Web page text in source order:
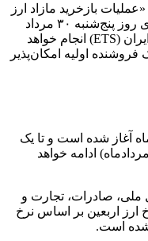
بازخرید مازاد ارز
فروخته‌شده به زائران تا پایان وقت اداری روز پنج‌شنبه ۳۰ مرداد
۱۴۰۴ و با نرخ مرکز مبادله ارز و طلای ایران (ETS) انجام خواهد
اولیه امکان‌پذیر
از روز شنبه ۴ مردادماه آغاز شده است و تا یک
روز پیش از اربعین حسینی (دوشنبه ۲۲ مردادماه) ادامه خواهد
ملی، صادرات، تجارت و
ارز اربعین بر اساس نرخ
شده است.